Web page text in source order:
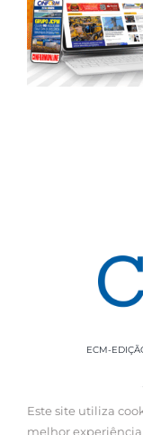
ECM-
Rua
Este site utiliza
melhor